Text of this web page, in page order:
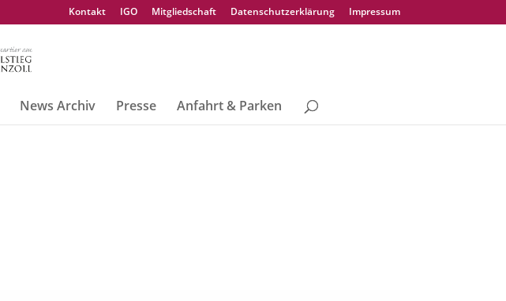
Kontakt IGO Mitgliedschaft Datenschutzerklärung Impressum
News Archiv Presse Anfahrt & Parken